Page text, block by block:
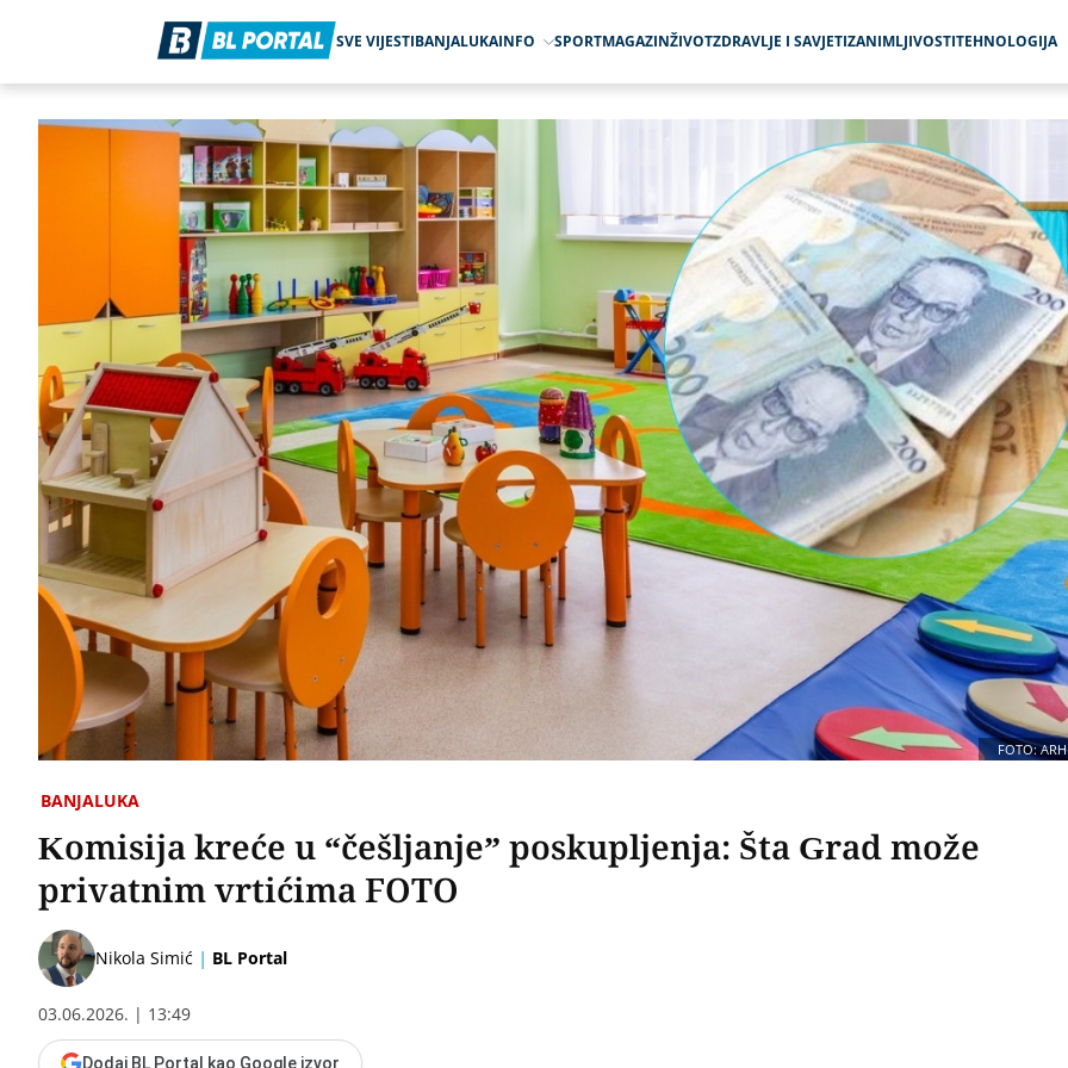
SVE VIJESTIBANJALUKAINFO SPORTMAGAZINŽIVOTZDRAVLJE I SAVJETIZANIMLJIVOSTITEHNOLOGIJA
FOTO:
BANJALUKA
Komisija kreće u “češljanje” poskupljenja: Šta Grad može
privatnim vrtićima FOTO
Nikola Simić | BL Portal
03.06.2026. | 13:49
Dodaj BL Portal kao Google izvor